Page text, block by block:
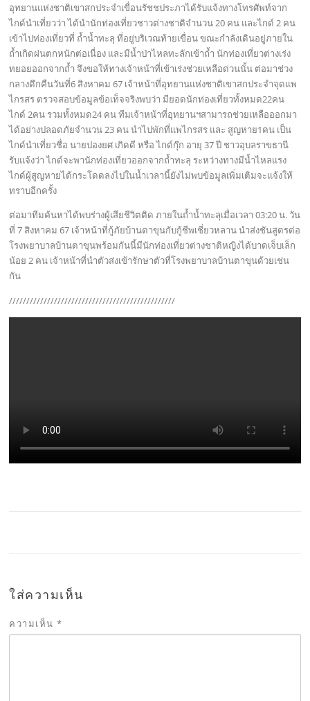
อุทยานแห่งชาติเขาสกประจำเขื่อนรัชชประภาได้รับแจ้งทางโทรศัพท์จาก
ไกด์นำเที่ยวว่า ได้นำนักท่องเที่ยวชาวต่างชาติจำนวน 20 คน และไกด์ 2 คน
เข้าไปท่องเที่ยวที่ ถ้ำน้ำทะลุ ที่อยู่บริเวณท้ายเขื่อน ขณะกำลังเดินอยู่ภายใน
ถ้ำเกิดฝนตกหนักต่อเนื่อง และมีน้ำป่าไหลทะลักเข้าถ้ำ นักท่องเที่ยวต่างเร่ง
ทยอยออกจากถ้ำ จึงขอให้ทางเจ้าหน้าที่เข้าเร่งช่วยเหลือด่วนนั้น ต่อมาช่วง
กลางดึกคืนวันที่6 สิงหาคม 67 เจ้าหน้าที่อุทยานแห่งชาติเขาสกประจำจุดแพ
ไกรสร ตรวจสอบข้อมูลข้อเท็จจริงพบว่า มียอดนักท่องเที่ยวทั้งหมด22คน
ไกด์ 2คน รวมทั้งหมด24 คน ทีมเจ้าหน้าที่อุทยานฯสามารถช่วยเหลือออกมา
ได้อย่างปลอดภัยจำนวน 23 คน นำไปพักที่แพไกรสร และ สูญหาย1คน เป็น
ไกด์นำเที่ยวชื่อ นายปองยศ เกิดดี หรือ ไกด์กุ๊ก อายุ 37 ปี ชาวอุบลราขธานี
รับแจ้งว่า ไกด์จะพานักท่องเที่ยวออกจากถ้ำทะลุ ระหว่างทางมีน้ำไหลแรง
ไกด์ผู้สูญหายได้กระโดดลงไปในน้ำเวลานี้ยังไม่พบข้อมูลเพิ่มเติมจะแจ้งให้
ทราบอีกครั้ง
ต่อมาทีมค้นหาได้พบร่างผู้เสียชีวิตติด ภายในถ้ำน้ำทะลุเมื่อเวลา 03:20 น. วัน
ที่ 7 สิงหาคม 67 เจ้าหน้าที่กู้ภัยบ้านตาขุนกับกู้ชีพเชี่ยวหลาน นำส่งชันสูตรต่อ
โรงพยาบาลบ้านตาขุนพร้อมกันนี้มีนักท่องเที่ยวต่างชาติหญิงได้บาดเจ็บเล็ก
น้อย 2 คน เจ้าหน้าที่นำตัวส่งเข้ารักษาตัวที่โรงพยาบาลบ้านตาขุนด้วยเช่น
กัน
////////////////////////////////////////////////
ใส่ความเห็น
ความเห็น*